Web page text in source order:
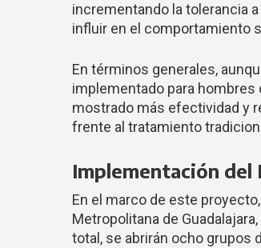
incrementando la tolerancia
influir en el comportamiento
En términos generales,
implementado para
mostrado más efectividad y
frente al tratamiento
Implementación del
En el marco de este
Metropolitana de
total, se abrirán ocho grupos